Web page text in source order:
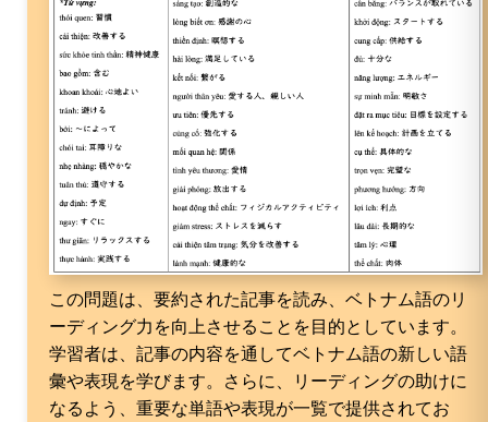
この問題は、要約された記事を読み、ベトナム語のリ
ーディング力を向上させることを目的としています。
学習者は、記事の内容を通してベトナム語の新しい語
彙や表現を学びます。さらに、リーディングの助けに
なるよう、重要な単語や表現が一覧で提供されてお